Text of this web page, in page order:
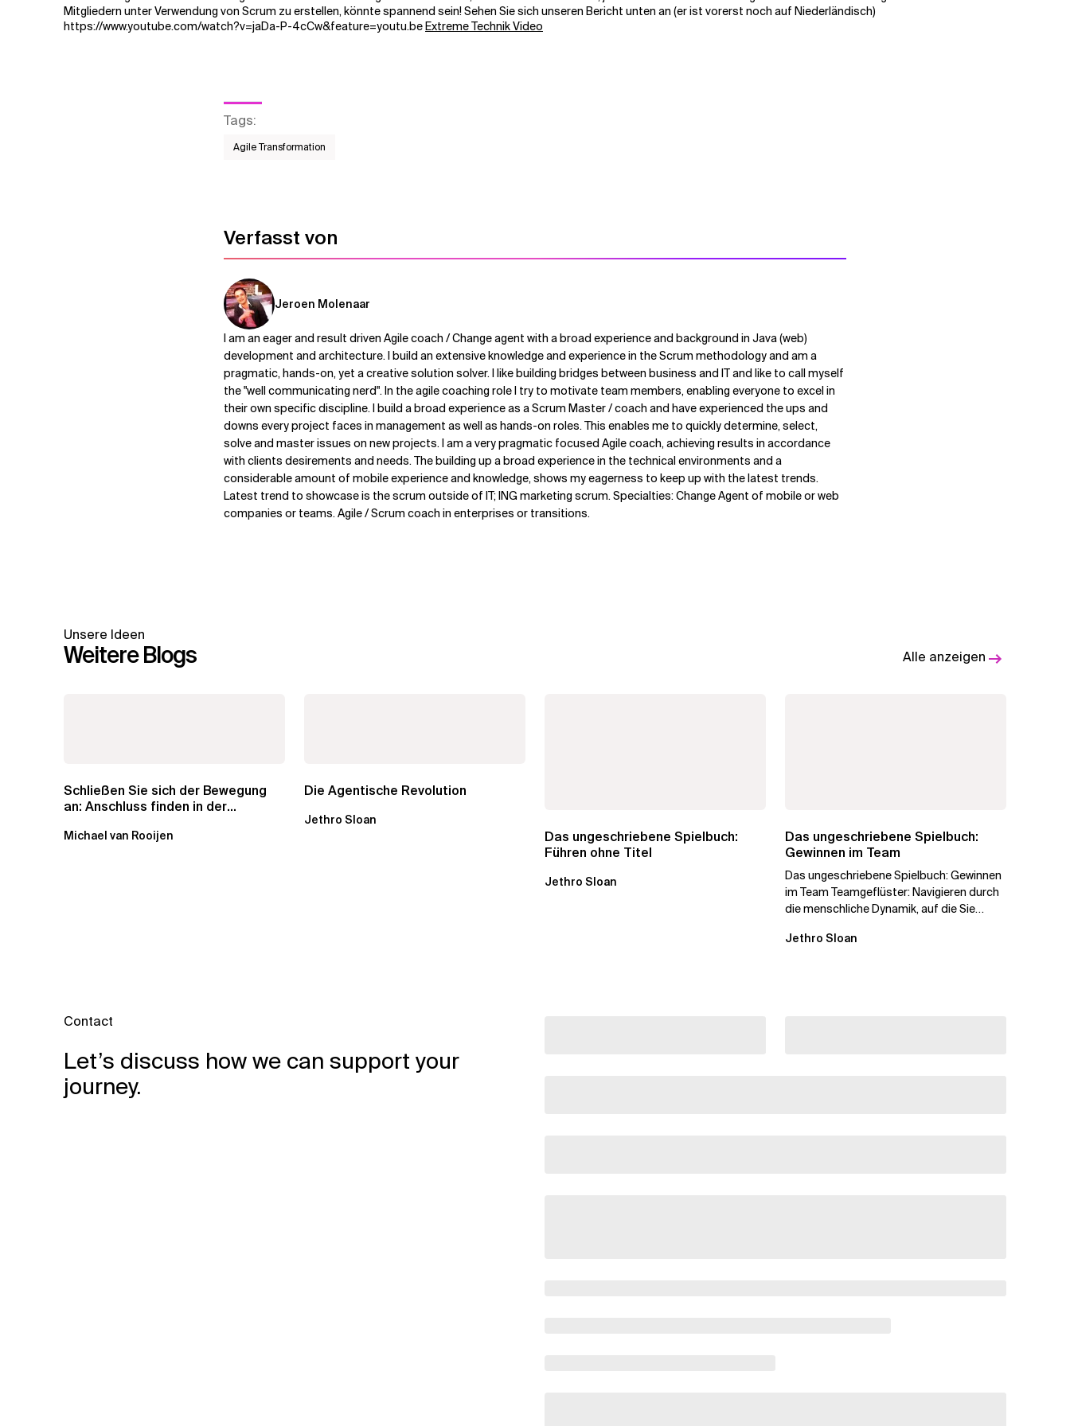
Verwandte Themen
Mitgliedern unter Verwendung von Scrum zu erstellen, könnte spannend sein! Sehen Sie sich unseren Bericht unten an (er ist vorerst noch auf Niederländisch)
https://www.youtube.com/watch?v=jaDa-P-4cCw&feature=youtu.beExtreme Technik Video
Tags:
Agile Transformation
Verfasst von
Jeroen Molenaar
I am an eager and result driven Agile coach / Change agent with a broad experience and background in Java (web)
development and architecture. I build an extensive knowledge and experience in the Scrum methodology and am a
pragmatic, hands-on, yet a creative solution solver. I like building bridges between business and IT and like to call myself
the "well communicating nerd". In the agile coaching role I try to motivate team members, enabling everyone to excel in
their own specific discipline. I build a broad experience as a Scrum Master / coach and have experienced the ups and
downs every project faces in management as well as hands-on roles. This enables me to quickly determine, select,
solve and master issues on new projects. I am a very pragmatic focused Agile coach, achieving results in accordance
with clients desirements and needs. The building up a broad experience in the technical environments and a
considerable amount of mobile experience and knowledge, shows my eagerness to keep up with the latest trends.
Latest trend to showcase is the scrum outside of IT; ING marketing scrum. Specialties: Change Agent of mobile or web
companies or teams. Agile / Scrum coach in enterprises or transitions.
Unsere Ideen
Weitere Blogs Alle anzeigen
Schließen Sie sich der Bewegung
an: Anschluss finden in der
Michael van Rooijen
Die Agentische Revolution
Jethro Sloan
Das ungeschriebene Spielbuch:
Führen ohne Titel
Jethro Sloan
Das ungeschriebene Spielbuch:
Gewinnen im Team
Das ungeschriebene Spielbuch: Gewinnen
im Team Teamgeflüster: Navigieren durch
die menschliche Dynamik, auf die Sie
Jethro Sloan
Contact
Let’s discuss how we can support your
journey.